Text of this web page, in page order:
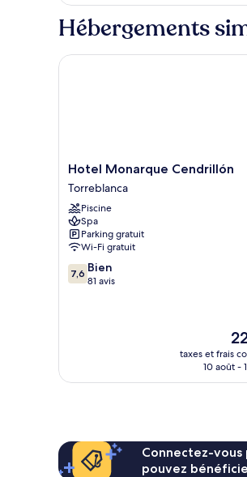
type
de
Chambre
Hébergements
Hotel
Monarque
Cendrillón
Torreblanca
Hotel Monarque Cendrillón
Torreblanca
Piscine
Spa
Parking gratuit
Wi-Fi gratuit
7.6
sur
7,6 Bien
81 avis
Le
taxes et frais
10 août -
Hotel Monarque Cendrillón
Connectez-
pouvez